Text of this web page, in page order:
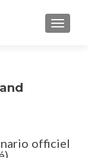
officiel